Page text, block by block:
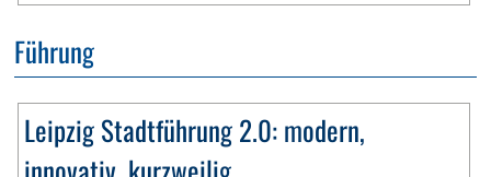
Führung
Leipzig Stadtführung 2.0: modern,